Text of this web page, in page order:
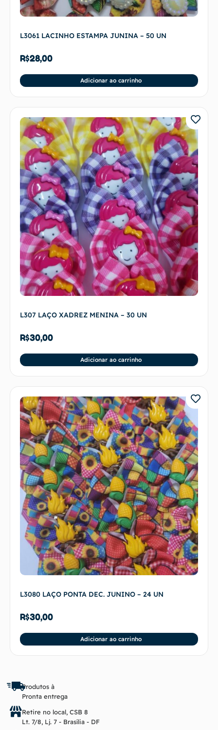
L3061 LACINHO ESTAMPA JUNINA – 50 UN
R$28,00
Adicionar ao carrinho
L307 LAÇO XADREZ MENINA – 30 UN
R$30,00
Adicionar ao carrinho
L3080 LAÇO PONTA DEC. JUNINO – 24 UN
R$30,00
Adicionar ao carrinho
Produtos à
Pronta entrega
Retire no local, CSB 8
Lt. 7/8, Lj. 7 - Brasília - DF